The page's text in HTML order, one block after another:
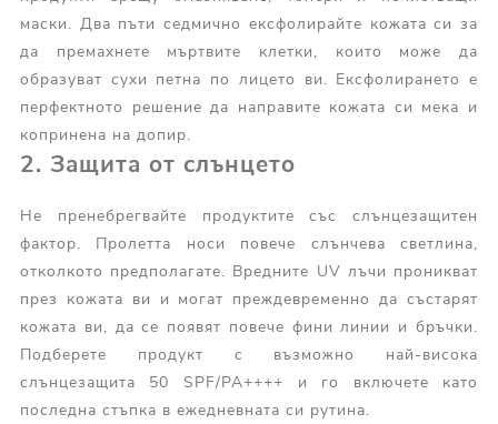
маски. Два пъти седмично ексфолирайте кожата си за
да премахнете мъртвите клетки, които може да
образуват сухи петна по лицето ви. Ексфолирането е
перфектното решение да направите кожата си мека и
копринена на допир.
2. Защита от слънцето
Не пренебрегвайте продуктите със слънцезащитен
фактор. Пролетта носи повече слънчева светлина,
отколкото предполагате. Вредните UV лъчи проникват
през кожата ви и могат преждевременно да състарят
кожата ви, да се появят повече фини линии и бръчки.
Подберете продукт с възможно най-висока
слънцезащита 50 SPF/PA++++ и го включете като
последна стъпка в ежедневната си рутина.